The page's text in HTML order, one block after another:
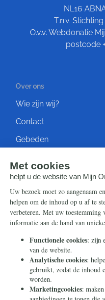
NL16
T.n.v.
O.v.v. Webdonatie
postcode
Over ons
Wie zijn wij?
Contact
Gebeden
Steun ons
Nieuwsbrief
Eenmalig
Maandelijks
Periodiek
Nalaten
Zelf overschrijven